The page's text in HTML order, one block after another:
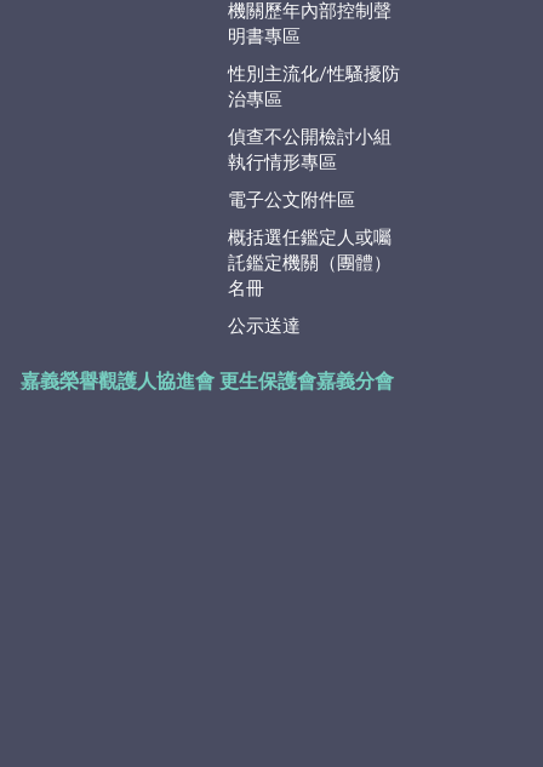
機關歷年內部控制聲
明書專區
性別主流化/性騷擾防
治專區
偵查不公開檢討小組
執行情形專區
電子公文附件區
概括選任鑑定人或囑
託鑑定機關（團體）
名冊
公示送達
嘉義榮譽觀護人協進會 更生保護會嘉義分會